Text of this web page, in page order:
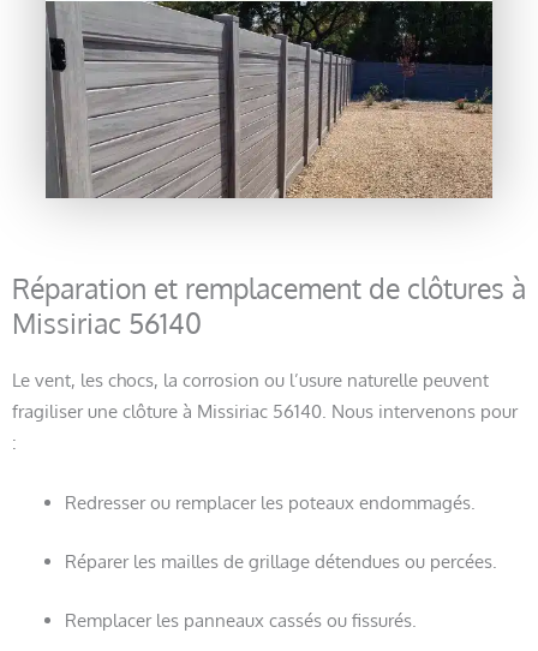
Réparation et remplacement de clôtures à
Missiriac 56140
Le vent, les chocs, la corrosion ou l’usure naturelle peuvent
fragiliser une clôture à Missiriac 56140. Nous intervenons pour
:
Redresser ou remplacer les poteaux endommagés.
Réparer les mailles de grillage détendues ou percées.
Remplacer les panneaux cassés ou fissurés.